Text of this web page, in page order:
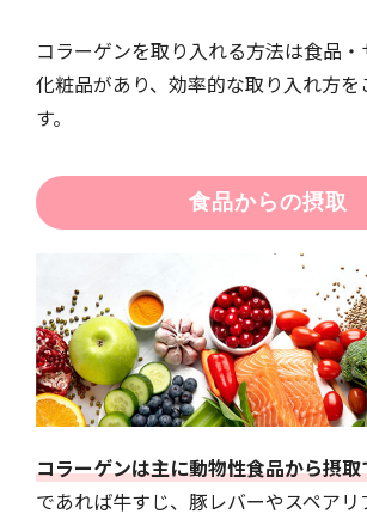
コラーゲンを取り入れる方法は食品・
化粧品があり、効率的な取り入れ方を
す。
食品からの摂取
コラーゲンは主に動物性食品から摂取
であれば牛すじ、豚レバーやスペア